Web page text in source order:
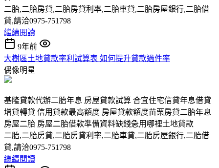
二胎,二胎房貸,二胎房貸利率,二胎車貸,二胎房屋銀行,二胎借
貸,請洽0975-751798
繼續閱讀
9年前
大樹區土地貸款率利試算表 如何提升貸款過件率
偶像明星
基隆貸款代辦二胎年息 房屋貸款試算 合宜住宅信貸年息借貸
增貸轉貸 信用貸款最高額度 房屋貸款額度苗栗房貸二胎年息
房屋二胎 房屋二胎借款準備資料缺錢急用哪裡土地貸款
二胎,二胎房貸,二胎房貸利率,二胎車貸,二胎房屋銀行,二胎借
貸,請洽0975-751798
繼續閱讀